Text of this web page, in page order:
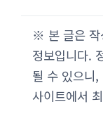
※ 본 글은 작
정보입니다.
될 수 있으니,
사이트에서